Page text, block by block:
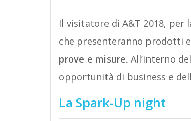
Il visitatore di A&T 2018,
che presenteranno prodotti
prove e misure. All’interno
opportunità di business e
La Spark-Up night